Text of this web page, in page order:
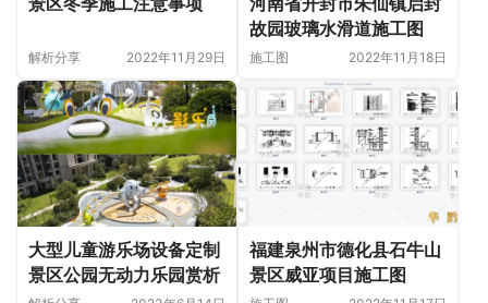
解析分享 2022年11月29日
故园玻璃水滑道施工图
施工图 2022年11月18日
大型儿童游乐场设备定制
景区公园无动力乐园赏析
福建泉州市德化县石牛山
景区威亚项目施工图